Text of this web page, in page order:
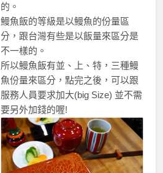
的。
鰻魚飯的等級是以鰻魚的份量區
分，跟台灣有些是以飯量來區分是
不一樣的。
所以鰻魚飯有並、上、特，三種鰻
魚份量來區分，點完之後，可以跟
服務人員要求加大(big Size) 並不需
要另外加錢的喔!